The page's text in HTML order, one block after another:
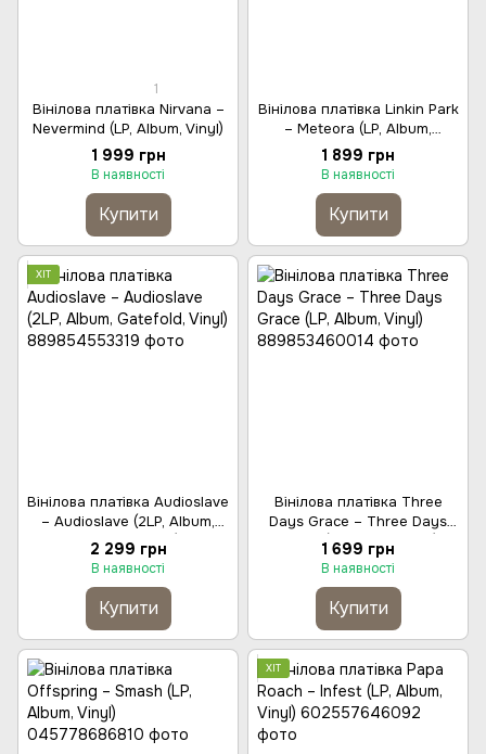
1
Вінілова платівка Nirvana –
Nevermind (LP, Album, Vinyl)
1 999 грн
В наявності
Купити
Вінілова платівка Linkin Park
– Meteora (LP, Album,
Gatefold, Gold & Red
Splatter Vinyl)
1 899 грн
В наявності
Купити
ХІТ
Вінілова платівка Audioslave
– Audioslave (2LP, Album,
Gatefold, Vinyl)
2 299 грн
В наявності
Купити
Вінілова платівка Three
Days Grace – Three Days
Grace (LP, Album, Vinyl)
1 699 грн
В наявності
Купити
ХІТ